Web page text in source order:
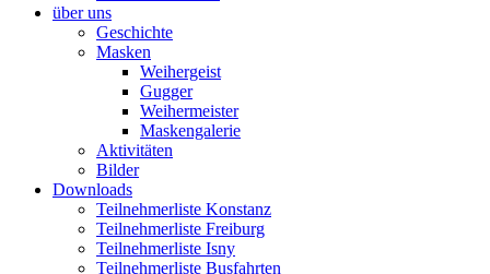
über uns
Geschichte
Masken
Weihergeist
Gugger
Weihermeister
Maskengalerie
Aktivitäten
Bilder
Downloads
Teilnehmerliste Konstanz
Teilnehmerliste Freiburg
Teilnehmerliste Isny
Teilnehmerliste Busfahrten